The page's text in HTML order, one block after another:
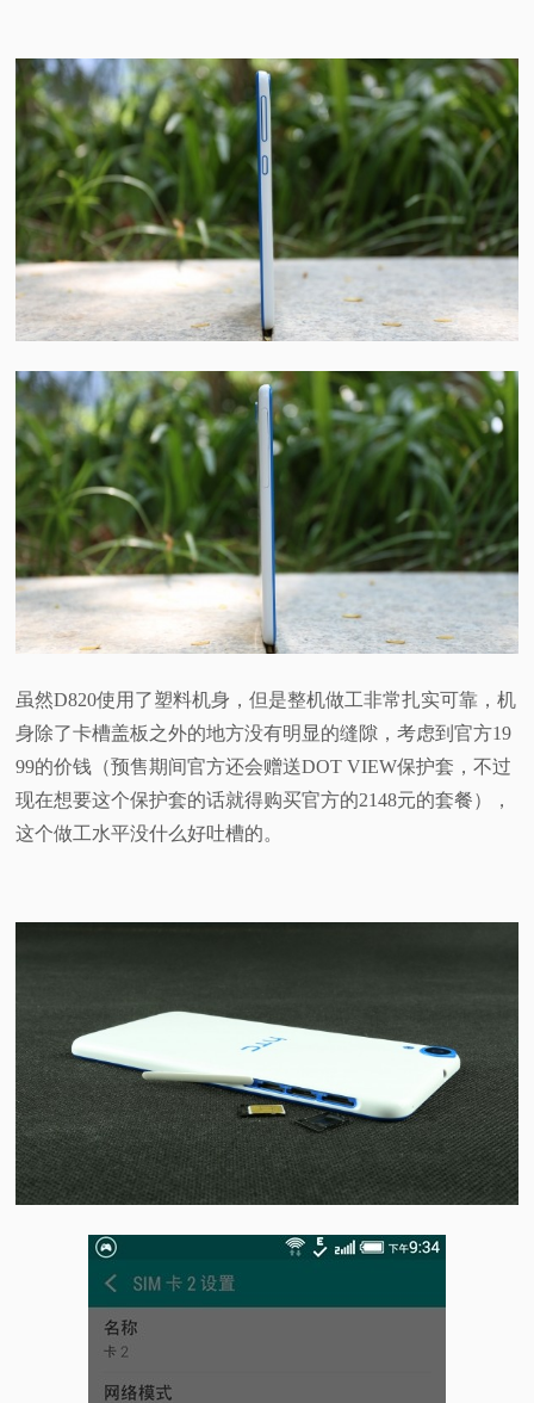
虽然D820使用了塑料机身，但是整机做工非常扎实可靠，机
身除了卡槽盖板之外的地方没有明显的缝隙，考虑到官方19
99的价钱（预售期间官方还会赠送DOT VIEW保护套，不过
现在想要这个保护套的话就得购买官方的2148元的套餐），
这个做工水平没什么好吐槽的。